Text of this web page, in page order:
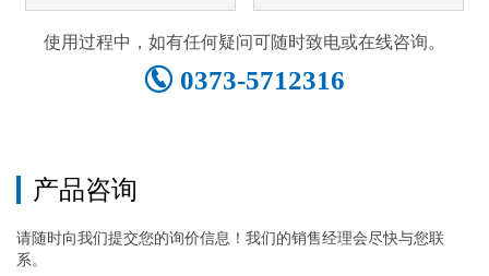
使用过程中，如有任何疑问可随时致电或在线咨询。
0373-5712316
产品咨询
请随时向我们提交您的询价信息！我们的销售经理会尽快与您联
系。